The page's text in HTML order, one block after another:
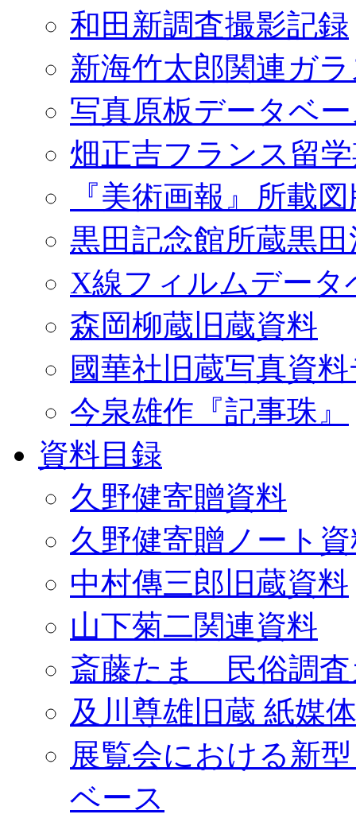
和田新調査撮影記録
新海竹太郎関連ガ
写真原板データベ
畑正吉フランス留
『美術画報』所載
黒田記念館所蔵黒
X線フィルムデータ
森岡柳蔵旧蔵資料
國華社旧蔵写真資
今泉雄作『記事珠』
資料目録
久野健寄贈資料
久野健寄贈ノート
中村傳三郎旧蔵資料
山下菊二関連資料
斎藤たま 民俗調査
及川尊雄旧蔵 紙媒
展覧会における新
ベース